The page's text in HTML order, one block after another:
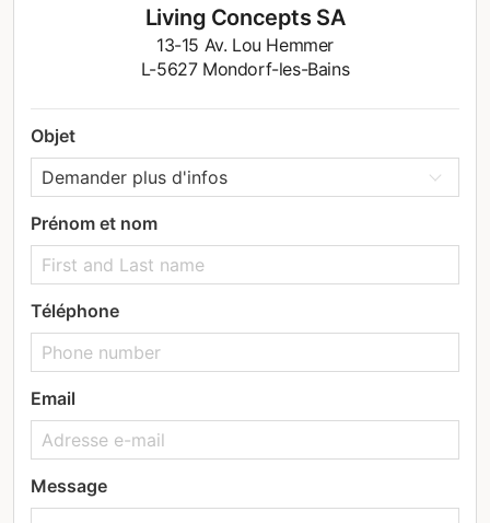
Living Concepts SA
13-15 Av. Lou Hemmer
L-5627 Mondorf-les-Bains
Objet
Prénom et nom
Téléphone
Email
Message